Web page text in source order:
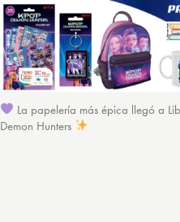
La papelería más épica llegó a
Demon Hunters